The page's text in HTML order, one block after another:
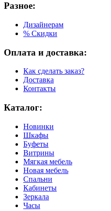
Разное:
Дизайнерам
% Скидки
Оплата и доставка:
Как сделать заказ?
Доставка
Контакты
Каталог:
Новинки
Шкафы
Буфеты
Витрины
Мягкая мебель
Новая мебель
Спальни
Кабинеты
Зеркала
Часы